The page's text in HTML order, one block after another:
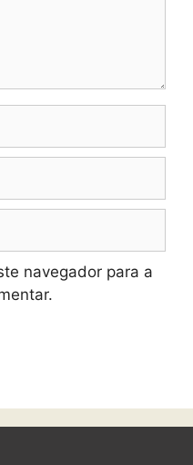
navegador para a